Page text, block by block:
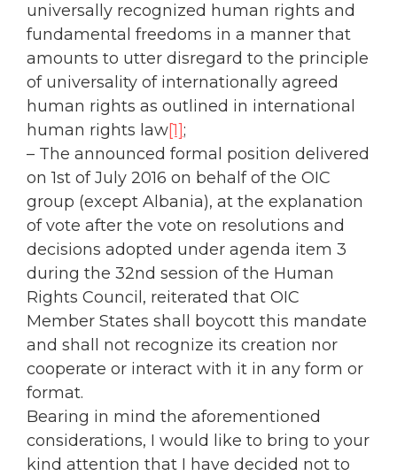
universally recognized human rights and
fundamental freedoms in a manner that
amounts to utter disregard to the principle
of universality of internationally agreed
human rights as outlined in international
human rights law[1];
– The announced formal position delivered
on 1st of July 2016 on behalf of the OIC
group (except Albania), at the explanation
of vote after the vote on resolutions and
decisions adopted under agenda item 3
during the 32nd session of the Human
Rights Council, reiterated that OIC
Member States shall boycott this mandate
and shall not recognize its creation nor
cooperate or interact with it in any form or
format.
Bearing in mind the aforementioned
considerations, I would like to bring to your
kind attention that I have decided not to